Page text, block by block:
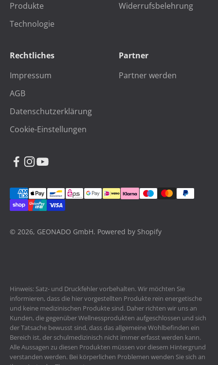
Produkte
Technologie
Widerrufsbelehrung
Rechtliches
Impressum
AGB
Datenschutzerklärung
Cookie-Einstellungen
Partner
Partner werden
© 2026, GEONADO GmbH. Powered by Shopify
Hinweis: Satz- und Druckfehler vorbehalten. Wir möchten Sie
informieren, dass die hier vorgestellten Produkte rein energetische
und keine medizinischen Produkte sind. Daher richten wir uns an
Kunden, die gegenüber Wellnessprodukten aufgeschlossen und sich
der Tatsache bewusst sind, dass das allgemeine Wohlbefinden ein
Bereich ist, der schulmedizinisch nicht immer erfasst werden kann.
Alle Aussagen zu diesen Produkten müssen vor diesem Hintergrund
verstanden werden. Bei körperlichen Problemen wenden Sie sich an